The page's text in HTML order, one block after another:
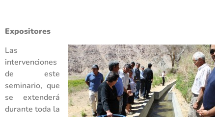
Expositores
Las
intervenciones
de este
seminario, que
se extenderá
durante toda la